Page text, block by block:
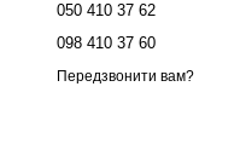
050 410 37 62
098 410 37 60
Передзвонити вам?